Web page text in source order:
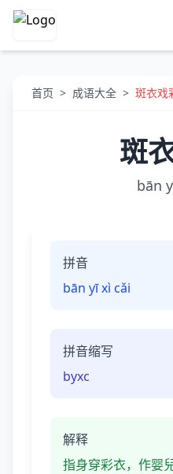
首页 > 成语大全 > 斑衣戏
斑
bān
拼音
bān yī xì cǎi
拼音缩写
byxc
解释
指身穿彩衣，作婴